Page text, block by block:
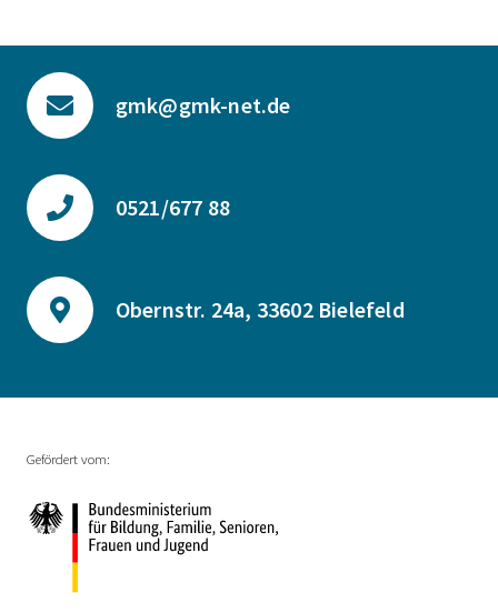
gmk@gmk-net.de
0521/677 88
Obernstr. 24a, 33602 Bielefeld
Gefördert vom: